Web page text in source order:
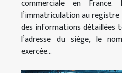
commerciale en
l’immatriculation au
des informations détaillées
l’adresse du siège, le
exercée...